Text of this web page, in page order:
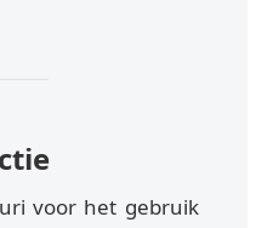
voor het gebruik